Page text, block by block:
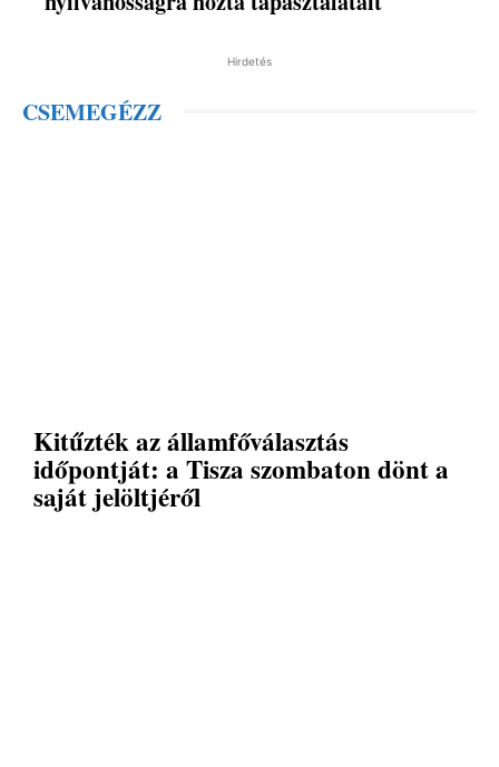
Hirdetés
CSEMEGÉZZ
Kitűzték az államfőválasztás
időpontját: a Tisza szombaton dönt a
saját jelöltjéről